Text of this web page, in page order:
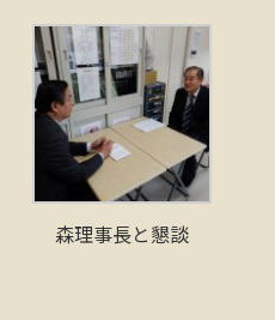
森理事長と懇談